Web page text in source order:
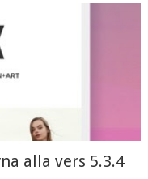
alla vers 5.3.4